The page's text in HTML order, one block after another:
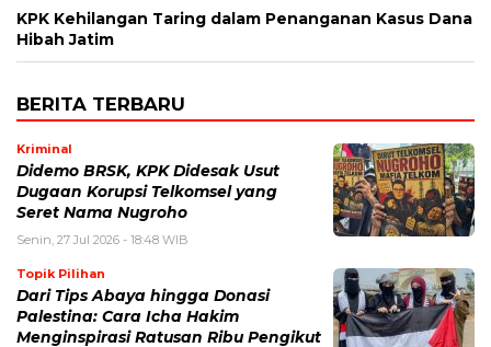
KPK Kehilangan Taring dalam Penanganan Kasus Dana
Hibah Jatim
BERITA TERBARU
Kriminal
Didemo BRSK, KPK Didesak Usut
Dugaan Korupsi Telkomsel yang
Seret Nama Nugroho
Senin, 27 Jul 2026 - 18:48 WIB
Topik Pilihan
Dari Tips Abaya hingga Donasi
Palestina: Cara Icha Hakim
Menginspirasi Ratusan Ribu Pengikut